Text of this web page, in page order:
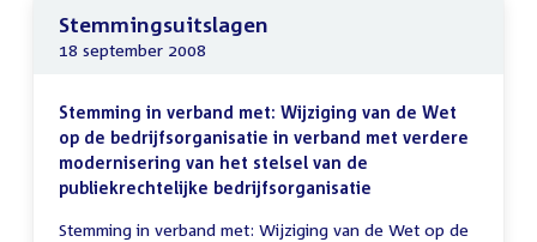
Stemmingsuitslagen
18 september 2008
Stemming in verband met: Wijziging van de Wet
op de bedrijfsorganisatie in verband met verdere
modernisering van het stelsel van de
publiekrechtelijke bedrijfsorganisatie
Stemming in verband met: Wijziging van de Wet op de